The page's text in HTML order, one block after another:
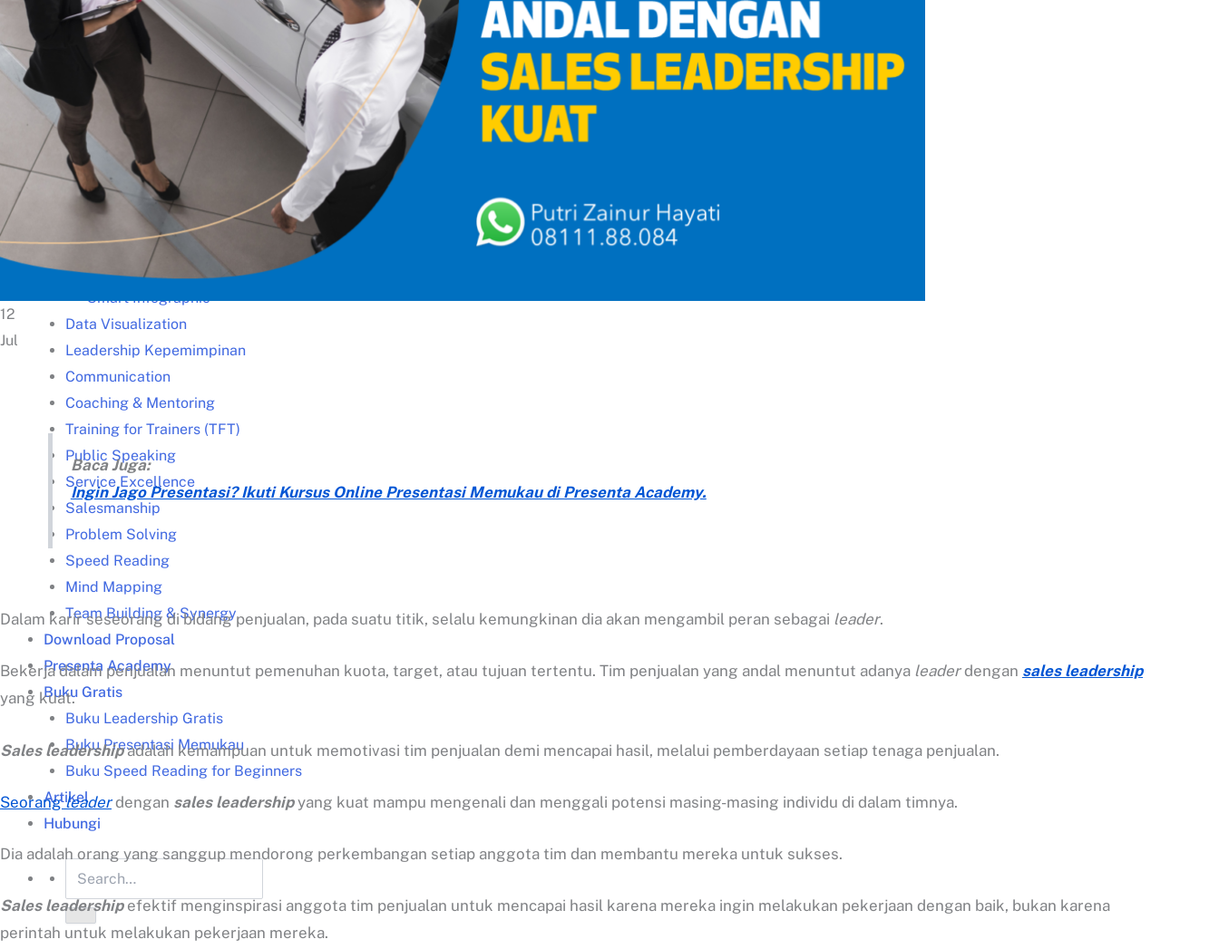
Kisah Sukses
Lazada – Presentasi Memukau
Samsung – Business Reporting
Samsung – Creative Thinking
Unilever – Communication
Unilever – Training for Trainers
Gunung Sewu – Team Building
Training Unggulan
Presentation
Smart Presentation
Smart PowerPoint
Smart Infographic
Data Visualization
Leadership Kepemimpinan
Communication
Coaching & Mentoring
Training for Trainers (TFT)
Public Speaking
Service Excellence
Salesmanship
Problem Solving
Speed Reading
Mind Mapping
Team Building & Synergy
Download Proposal
Presenta Academy
Buku Gratis
Buku Leadership Gratis
Buku Presentasi Memukau
Buku Speed Reading for Beginners
Artikel
Hubungi
12
Jul
Baca Juga:
Ingin Jago Presentasi? Ikuti Kursus Online Presentasi Memukau di Presenta Academy.
Dalam karir seseorang di bidang penjualan, pada suatu titik, selalu kemungkinan dia akan mengambil peran sebagai leader.
Bekerja dalam penjualan menuntut pemenuhan kuota, target, atau tujuan tertentu. Tim penjualan yang andal menuntut adanya leaderdengan sales leadership
yang kuat.
Sales leadershipadalah kemampuan untuk memotivasi tim penjualan demi mencapai hasil, melalui pemberdayaan setiap tenaga penjualan.
Seorangleaderdengan sales leadershipyang kuat mampu mengenali dan menggali potensi masing-masing individu di dalam timnya.
Dia adalah orang yang sanggup mendorong perkembangan setiap anggota tim dan membantu mereka untuk sukses.
Sales leadershipefektif menginspirasi anggota tim penjualan untuk mencapai hasil karena mereka ingin melakukan pekerjaan dengan baik, bukan karena
perintah untuk melakukan pekerjaan mereka.